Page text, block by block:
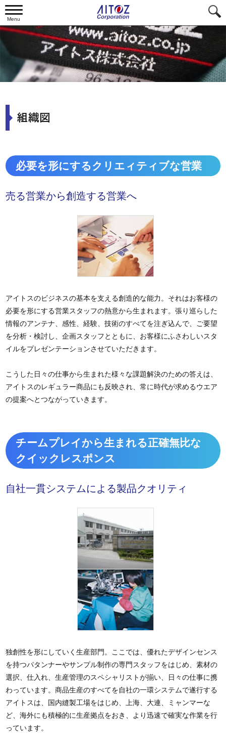
Menu
組織図
必要を形にするクリエィティブな営業
売る営業から創造する営業へ
アイトスのビジネスの基本を支える創造的な能力。それはお客様の
必要を形にする営業スタッフの熱意から生まれます。張り巡らした
情報のアンテナ、感性、経験、技術のすべてを注ぎ込んで、ご要望
を分析・検討し、企画スタッフとともに、お客様にふさわしいスタ
イルをプレゼンテーションさせていただきます。
こうした日々の仕事から生まれた様々な課題解決のための答えは、
アイトスのレギュラー商品にも反映され、常に時代が求めるウエア
の提案へとつながっていきます。
チームプレイから生まれる正確無比な
クイックレスポンス
自社一貫システムによる製品クオリティ
独創性を形にしていく生産部門。ここでは、優れたデザインセンス
を持つパタンナーやサンプル制作の専門スタッフをはじめ、素材の
選択、仕入れ、生産管理のスペシャリストが揃い、日々の仕事に携
わっています。商品生産のすべてを自社の一環システムで遂行する
アイトスは、国内縫製工場をはじめ、上海、大連、ミャンマーな
ど、海外にも積極的に生産拠点をおき、より迅速で確実な作業を行
っています。